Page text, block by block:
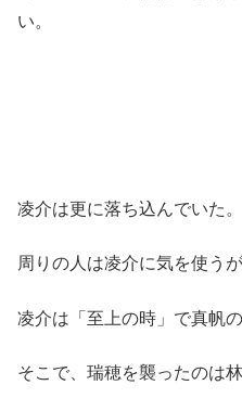
い。
凌介は更に落ち込んでいた。
周りの人は凌介に気を使う
凌介は「至上の時」で真帆
そこで、瑞穂を襲ったのは